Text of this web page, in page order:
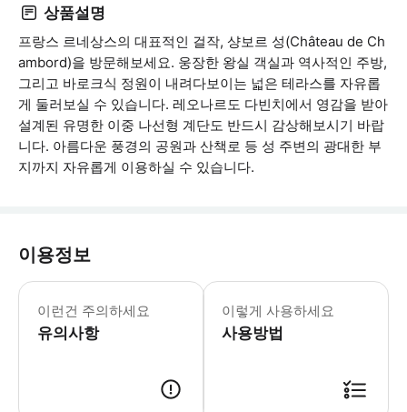
상품설명
프랑스 르네상스의 대표적인 걸작, 샹보르 성(Château de Ch
ambord)을 방문해보세요. 웅장한 왕실 객실과 역사적인 주방,
그리고 바로크식 정원이 내려다보이는 넓은 테라스를 자유롭
게 둘러보실 수 있습니다. 레오나르도 다빈치에서 영감을 받아
설계된 유명한 이중 나선형 계단도 반드시 감상해보시기 바랍
니다. 아름다운 풍경의 공원과 산책로 등 성 주변의 광대한 부
지까지 자유롭게 이용하실 수 있습니다.
이용정보
이런건 주의하세요
유의사항
어린이 정책: - 18세 미만 어린이와
이렇게 사용하세요
사용방법